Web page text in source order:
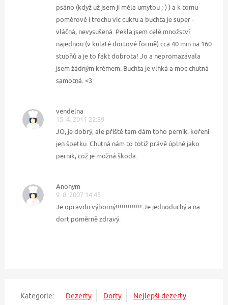
psáno (když už jsem ji měla umytou ;-) ) a k tomu
poměrově i trochu víc cukru a buchta je super -
vláčná, nevysušená. Pekla jsem celé množství
najednou (v kulaté dortové formě) cca 40 min na 160
stupňů a je to fakt dobrota! Jo a nepromazávala
jsem žádným krémem. Buchta je vlhká a moc chutná
samotná. <3
vendelna
15. 4. 2011 22:39
JO, je dobrý, ale příště tam dám toho perník. koření
jen špetku. Chutná nám to totiž právě úplně jako
perník, což je možná škoda.
Anonym
9. 8. 2007 14:45
Je opravdu výborný!!!!!!!!!!!!! Je jednoduchý a na
dort poměrně zdravý.
Kategorie: Dezerty Dorty Nejlepší dezerty